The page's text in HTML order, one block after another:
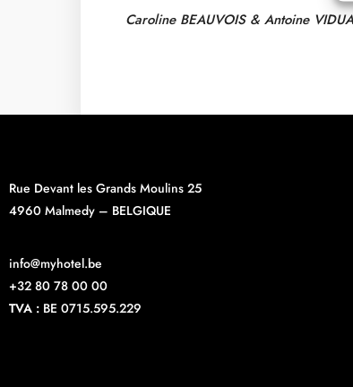
Caroline BEAUVOIS & Antoine VIDUA
Rue Devant les Grands Moulins 25
4960 Malmedy – BELGIQUE
info@myhotel.be
+32 80 78 00 00
TVA : BE 0715.595.229